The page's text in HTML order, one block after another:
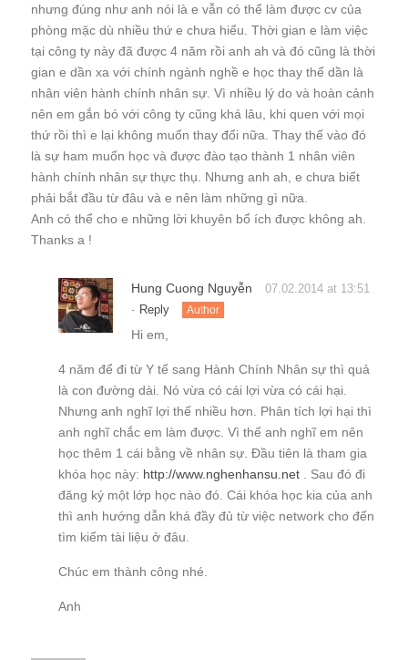
nhưng đúng như anh nói là e vẫn có thể làm được cv của
phòng mặc dù nhiều thứ e chưa hiểu. Thời gian e làm việc
tại công ty này đã được 4 năm rồi anh ah và đó cũng là thời
gian e dần xa với chính ngành nghề e học thay thế dần là
nhân viên hành chính nhân sự. Vì nhiều lý do và hoàn cảnh
nên em gắn bó với công ty cũng khá lâu, khi quen với mọi
thứ rồi thì e lại không muốn thay đổi nữa. Thay thế vào đó
là sự ham muốn học và được đào tạo thành 1 nhân viên
hành chính nhân sự thực thụ. Nhưng anh ah, e chưa biết
phải bắt đầu từ đâu và e nên làm những gì nữa.
Anh có thể cho e những lời khuyên bổ ích được không ah.
Thanks a !
Hung Cuong Nguyễn 07.02.2014 at 13:51
- Reply Author
Hi em,
4 năm để đi từ Y tế sang Hành Chính Nhân sự thì quả
là con đường dài. Nó vừa có cái lợi vừa có cái hại.
Nhưng anh nghĩ lợi thế nhiều hơn. Phân tích lợi hại thì
anh nghĩ chắc em làm được. Vì thế anh nghĩ em nên
học thêm 1 cái bằng về nhân sự. Đầu tiên là tham gia
khóa học này: http://www.nghenhansu.net . Sau đó đi
đăng ký một lớp học nào đó. Cái khóa học kia của anh
thì anh hướng dẫn khá đầy đủ từ việc network cho đến
tìm kiếm tài liệu ở đâu.
Chúc em thành công nhé.
Anh